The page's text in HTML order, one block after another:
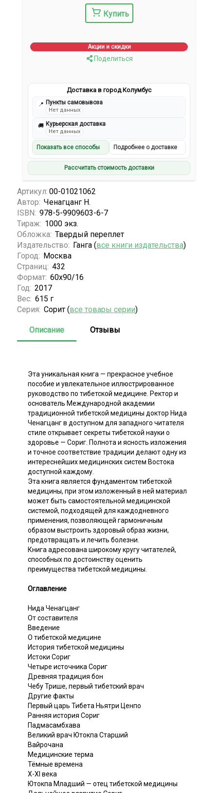
Купить
Акции и скидки
Поделиться
Доставка в город Колумбус
📍 Пункты самовывоза
Нет данных
🚚 Курьерская доставка
Нет данных
Показать все способы Подробнее о доставке
Рассчитать стоимость доставки
Артикул: 00-01021062
Автор: Ченагцанг Н.
ISBN: 978-5-9909603-6-7
Тираж: 1000 экз.
Обложка: Твердый переплет
Издательство: Ганга (все книги издательства)
Город: Москва
Страниц: 432
Формат: 60х90/16
Год: 2017
Вес: 615 г
Серия: Сорит (все товары серии)
Описание Отзывы
Эта уникальная книга — прекрасное учебное
пособие и увлекательное иллюстрированное
руководство по тибетской медицине. Ректор и
основатель Международной академии
традиционной тибетской медицины доктор Нида
Ченагцанг в доступном для западного читателя
стиле открывает секреты тибетской науки о
здоровье — Сориг. Полнота и ясность изложения
и точное соответствие традиции делают одну из
интереснейших медицинских систем Востока
доступной каждому.
Эта книга является фундаментом тибетской
медицины, при этом изложенный в ней материал
может быть самостоятельной медицинской
системой, подходящей для каждодневного
применения, позволяющей гармоничным
образом выстроить здоровый образ жизни,
предотвращать и лечить болезни.
Книга адресована широкому кругу читателей,
способных по достоинству оценить
преимущества тибетской медицины.
Оглавление
Нида Ченагцанг
От составителя
Введение
О тибетской медицине
История тибетской медицины
Истоки Сориг
Четыре источника Сориг
Древняя традиция бон
Чебу Трише, первый тибетский врач
Другие факты
Первый царь Тибета Ньятри Ценпо
Ранняя история Сориг
Падмасамбхава
Великий врач Ютокпа Старший
Вайрочана
Медицинские терма
Тёмные времена
X-XI века
Ютокпа Младший — отец тибетской медицины